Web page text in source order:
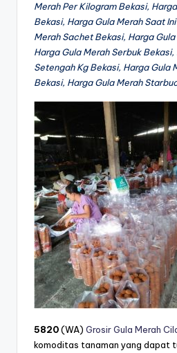
Merah Per Kilogram Bekasi,
Bekasi, Harga Gula Merah Saat
Merah Sachet Bekasi, Harga
Harga Gula Merah Serbuk
Setengah Kg Bekasi, Harga Gula
Bekasi, Harga Gula Merah
5820(WA) Grosir Gula Merah
komoditas tanaman yang dapat